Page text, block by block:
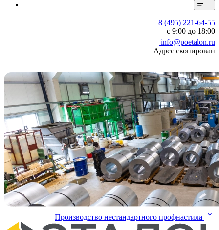
8 (495) 221-64-55
с 9:00 до 18:00
info@poetalon.ru
Адрес скопирован
Производство нестандартного профнастила